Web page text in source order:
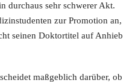
durchaus sehr schwerer Akt.
zur Promotion an,
seinen Doktortitel auf Anhieb
maßgeblich darüber, ob